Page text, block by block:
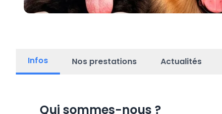
Infos Nos prestations Actualités
Qui sommes-nous ?